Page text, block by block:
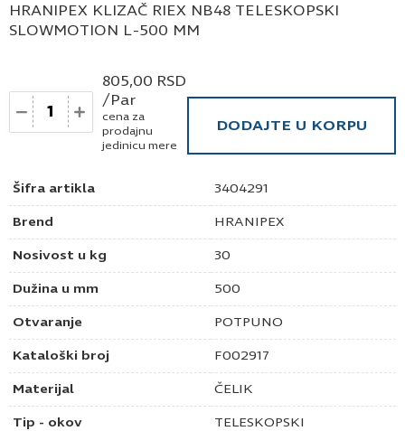
Šifra artikla 3404291
Brend HRANIPEX
Nosivost u kg 30
Dužina u mm 500
Otvaranje POTPUNO
Kataloški broj F002917
Materijal ČELIK
Tip - okov TELESKOPSKI
HRANIPEX KLIZAČ RIEX NB48 TELESKOPSKI
SLOWMOTION L-500 MM
Količina
805,00 RSD
/Par
cena za
prodajnu
jedinicu mere
DODAJTE U KORPU